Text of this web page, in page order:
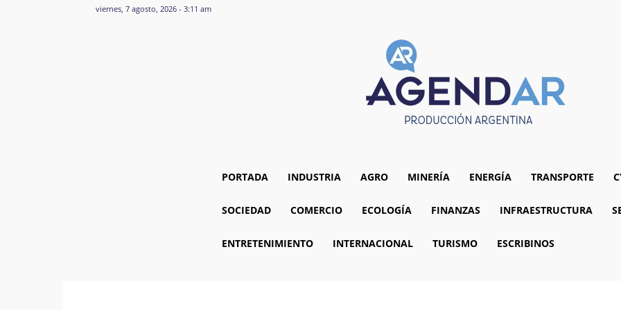
viernes, 7 agosto, 2026 - 3:11 am
PORTADA INDUSTRIA AGRO MINERÍA ENERGÍA TRANSPORTE
SOCIEDAD COMERCIO ECOLOGÍA FINANZAS INFRAESTRUCTURA
ENTRETENIMIENTO INTERNACIONAL TURISMO ESCRIBINOS